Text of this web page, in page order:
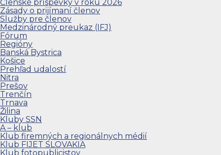
Členské príspevky v roku 2026
Zásady o prijímaní členov
Služby pre členov
Medzinárodný preukaz (IFJ)
Fórum
Regióny
Banská Bystrica
Košice
Prehľad udalostí
Nitra
Prešov
Trenčín
Trnava
Žilina
Kluby SSN
A – klub
Klub firemných a regionálnych médií
Klub FIJET SLOVAKIA
Klub fotopublicistov